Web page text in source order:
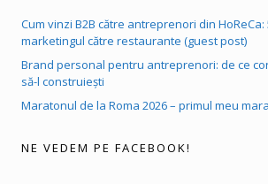
Cum vinzi B2B către antreprenori din HoReCa:
marketingul către restaurante (guest post)
Brand personal pentru antreprenori: de ce
să-l construiești
Maratonul de la Roma 2026 – primul meu
NE VEDEM PE FACEBOOK!